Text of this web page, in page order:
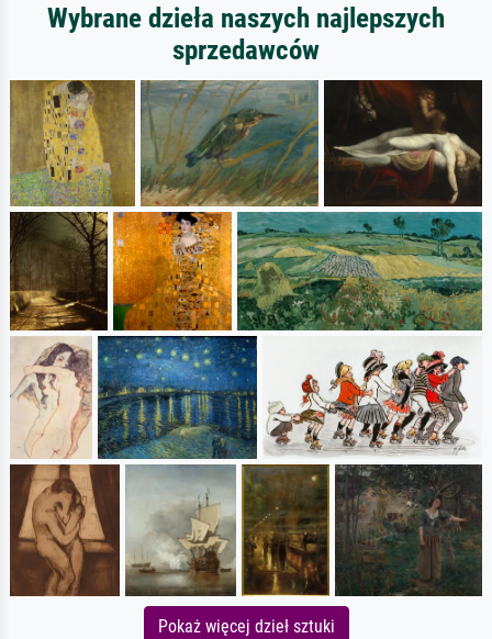
Wybrane dzieła naszych najlepszych
sprzedawców
Pokaż więcej dzieł sztuki